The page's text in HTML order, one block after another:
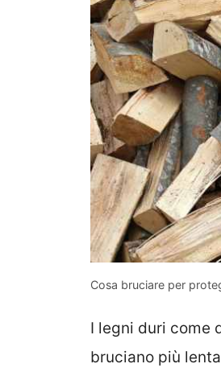
Cosa bruciare per
I legni duri come
bruciano più